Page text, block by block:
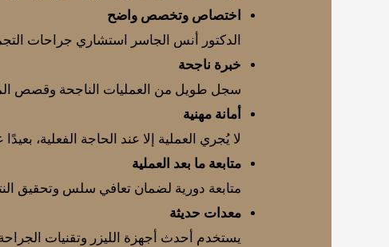
اختصاص وتخصص واضح
الدكتور أنس الجاسر استشاري جراحات
خبرة ناجحة
سجل طويل من العمليات الناجحة وقصص
أمانة مهنية
لا يُجري العملية إلا عند الحاجة الفعلية،
متابعة ما بعد العملية
متابعة دورية لضمان تعافي سلس وتحقيق
معدات حديثة
يستخدم أحدث أجهزة الليزر وتقنيات